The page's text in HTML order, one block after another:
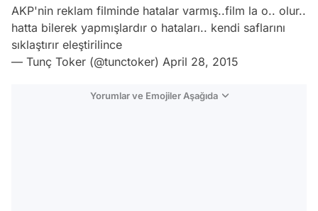
AKP'nin reklam filminde hatalar varmış..film la o.. olur..
hatta bilerek yapmışlardır o hataları.. kendi saflarını
sıklaştırır eleştirilince
— Tunç Toker (@tunctoker) April 28, 2015
Yorumlar ve Emojiler Aşağıda